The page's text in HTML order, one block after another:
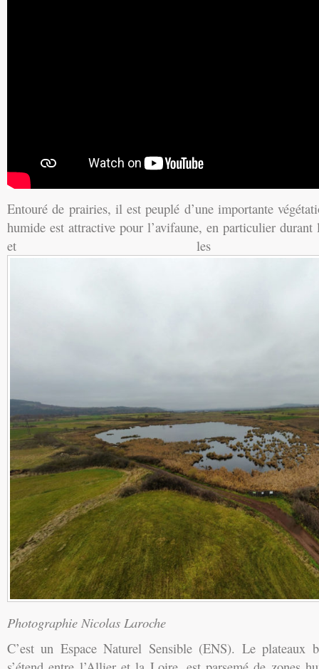
Entouré de prairies, il est peuplé d’une importante
humide est attractive pour l’avifaune, en particulier durant
et les
Photographie Nicolas Laroche
C’est un Espace Naturel Sensible (ENS). Le plateaux